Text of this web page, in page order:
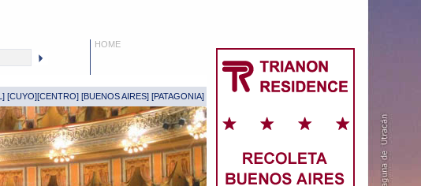
HOME
] [CUYO][CENTRO] [BUENOS AIRES] [PATAGONIA]